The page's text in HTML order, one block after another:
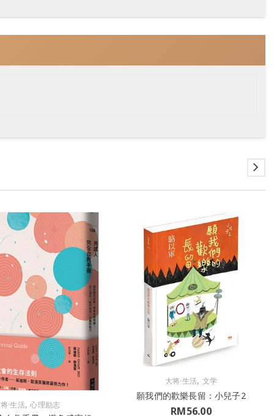
·生活,心理励志
大将·生活, 文学
願我們的歡樂長留：小兒子2
RM56.00